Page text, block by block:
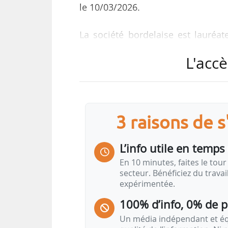
le 10/03/2026.
La société bordelaise est
Mauritius Renewable Energy
Le projet prévoit d’abord
mauricien, avec pour objectif
de la technologie Seaturns en
une extension pouvant atteindre
Il s’agit du premier projet pré-
réseau électrique national, selon
3 raisons de
L’info utile en
En 10 minutes, faites le tour
secteur. Bénéficiez du
expérimentée.
100% d’info, 0% de
Un média indépendant et